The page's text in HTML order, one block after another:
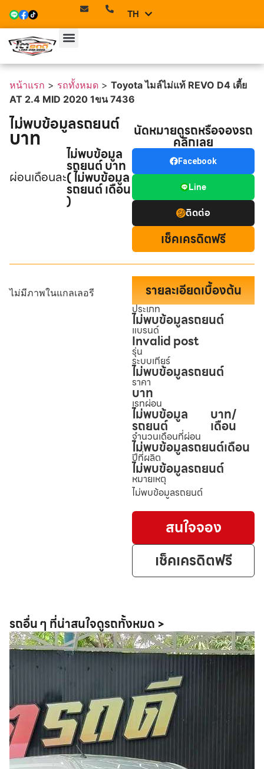
TH
EN
หน้าแรก > รถทั้งหมด > Toyota ไมล์ไม่แท้ REVO D4 เตี้ย
AT 2.4 MID 2020 1ขน 7436
ไม่พบข้อมูลรถยนต์
บาท
ผ่อนเดือนละ
ไม่พบข้อมูล
รถยนต์ บาท
( ไม่พบข้อมูล
รถยนต์ เดือน
)
นัดหมายดูรถหรือจองรถ
คลิกเลย
Facebook
Line
ติดต่อ
เช็คเครดิตฟรี
ไม่มีภาพในแกลเลอรี รายละเอียดเบื้องต้น
ประเภท
ไม่พบข้อมูลรถยนต์
แบรนด์
Invalid post
รุ่น
ระบบเกียร์
ไม่พบข้อมูลรถยนต์
ราคา
บาท
เรทผ่อน
ไม่พบข้อมูล
รถยนต์
บาท/
เดือน
จำนวนเดือนที่ผ่อน
ไม่พบข้อมูลรถยนต์เดือน
ปีที่ผลิต
ไม่พบข้อมูลรถยนต์
หมายเหตุ
ไม่พบข้อมูลรถยนต์
สนใจจอง
เช็คเครดิตฟรี
รถอื่น ๆ ที่น่าสนใจดูรถทั้งหมด >